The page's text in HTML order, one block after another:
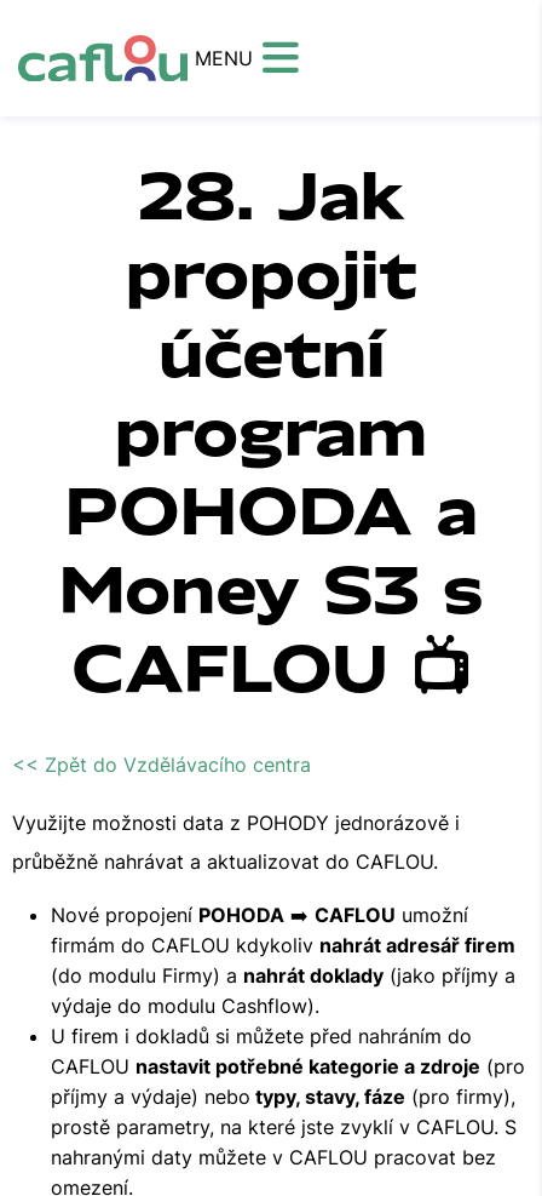
MENU
28. Jak
propojit
účetní
program
POHODA a
Money S3 s
CAFLOU 📺
<< Zpět do Vzdělávacího centra
Využijte možnosti data z POHODY jednorázově i
průběžně nahrávat a aktualizovat do CAFLOU.
Nové propojení POHODA ➡️ CAFLOU umožní
firmám do CAFLOU kdykoliv nahrát adresář firem
(do modulu Firmy) a nahrát doklady (jako příjmy a
výdaje do modulu Cashflow).
U firem i dokladů si můžete před nahráním do
CAFLOU nastavit potřebné kategorie a zdroje (pro
příjmy a výdaje) nebo typy, stavy, fáze (pro firmy),
prostě parametry, na které jste zvyklí v CAFLOU. S
nahranými daty můžete v CAFLOU pracovat bez
omezení.